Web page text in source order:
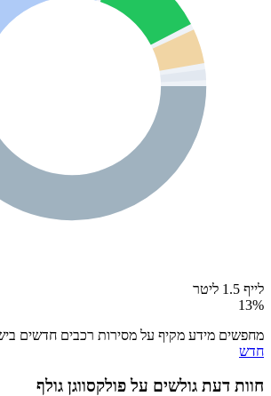
לייף 1.5 ליטר
13%
מחפשים מידע מקיף על מסירות רכבים חדשים
חדש
חוות דעת גולשים על פולקסווגן גולף